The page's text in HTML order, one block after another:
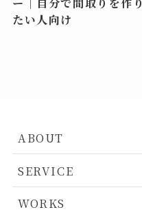
たい人向け
ABOUT
SERVICE
WORKS